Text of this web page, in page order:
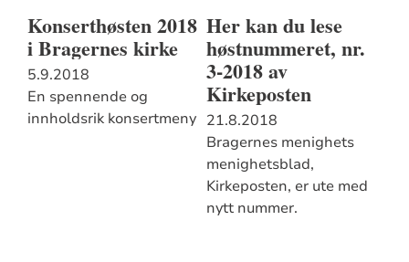
Konserthøsten 2018
i Bragernes kirke
5.9.2018
En spennende og
innholdsrik konsertmeny
Her kan du lese
høstnummeret, nr.
3-2018 av
Kirkeposten
21.8.2018
Bragernes menighets
menighetsblad,
Kirkeposten, er ute med
nytt nummer.